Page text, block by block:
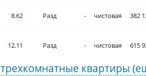
8.62 Разд - чистовая 382
12.11 Разд - чистовая 615
трехкомнатные квартиры